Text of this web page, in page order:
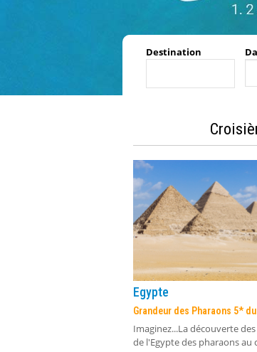
Destination
Egypte
Grandeur des Pharaons 5*
Imaginez...La découverte
de l'Egypte des pharaons au